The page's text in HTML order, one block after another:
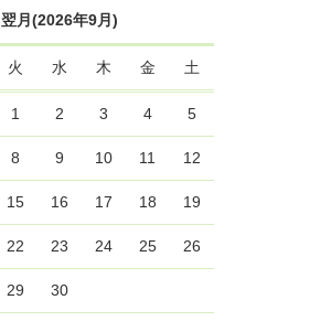
翌月(2026年9月)
火 水 木 金 土
1 2 3 4 5
8 9 10 11 12
15 16 17 18 19
22 23 24 25 26
29 30